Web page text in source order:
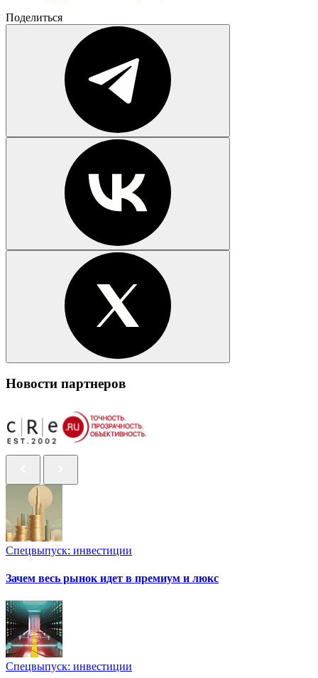
Поделиться
Новости партнеров
Спецвыпуск: инвестиции
Зачем весь рынок идет в премиум и люкс
Спецвыпуск: инвестиции